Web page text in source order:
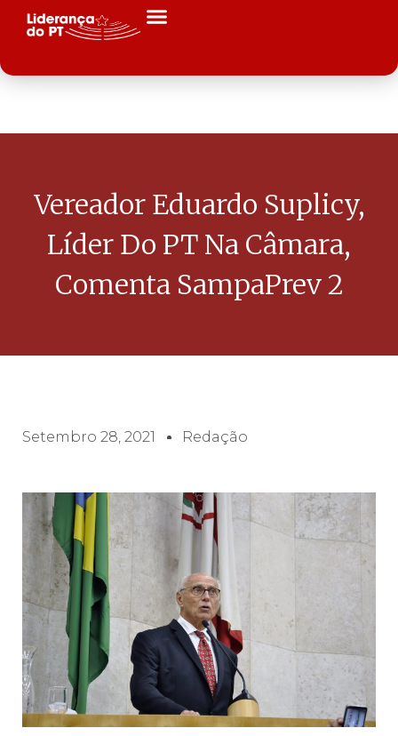
Vereador Eduardo Suplicy,
Líder Do PT Na Câmara,
Comenta SampaPrev 2
Setembro 28, 2021 Redação